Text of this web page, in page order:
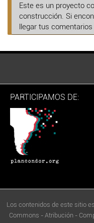
Este es un proyecto
construcción. Si
llegar tus comentarios
PARTICIPAMOS DE:
Los contenidos de este sitio
Commons - Atribución -